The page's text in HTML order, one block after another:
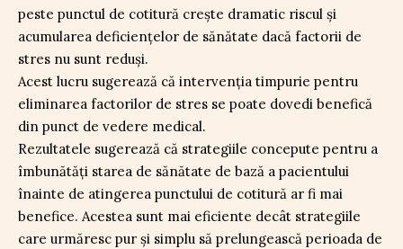
peste punctul de cotitură crește dramatic riscul și
acumularea deficiențelor de sănătate dacă factorii de
stres nu sunt reduși.
Acest lucru sugerează că intervenția timpurie pentru
eliminarea factorilor de stres se poate dovedi benefică
din punct de vedere medical.
Rezultatele sugerează că strategiile concepute pentru a
îmbunătăți starea de sănătate de bază a pacientului
înainte de atingerea punctului de cotitură ar fi mai
benefice. Acestea sunt mai eficiente decât strategiile
care urmăresc pur și simplu să prelungească perioada de